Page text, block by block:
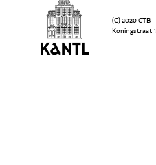
(C) 2020 CTB
Koningstraat